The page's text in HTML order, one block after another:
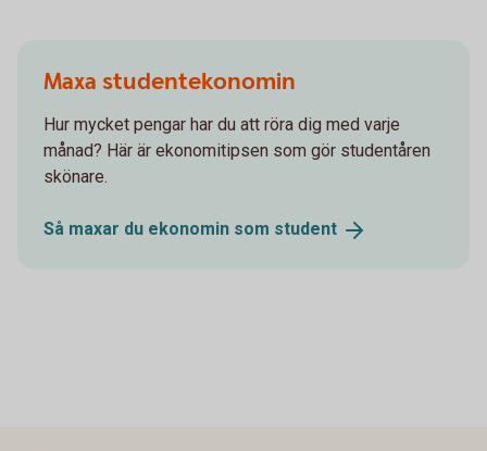
Maxa studentekonomin
Hur mycket pengar har du att röra dig med varje
månad? Här är ekonomitipsen som gör studentåren
skönare.
Så maxar du ekonomin som student